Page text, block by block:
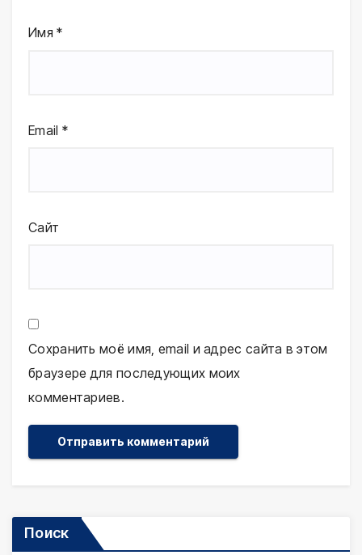
Имя*
Email *
Сайт
Сохранить моё имя, email и адрес сайта в этом
браузере для последующих моих
комментариев.
Поиск